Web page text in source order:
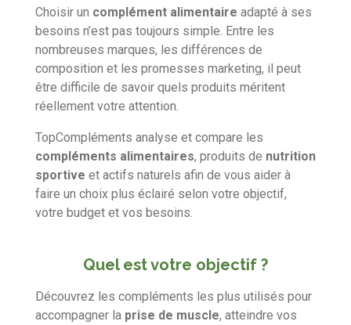
Choisir un complément alimentaire adapté à ses
besoins n’est pas toujours simple. Entre les
nombreuses marques, les différences de
composition et les promesses marketing, il peut
être difficile de savoir quels produits méritent
réellement votre attention.
TopCompléments analyse et compare les
compléments alimentaires, produits de nutrition
sportive et actifs naturels afin de vous aider à
faire un choix plus éclairé selon votre objectif,
votre budget et vos besoins.
Quel est votre objectif ?
Découvrez les compléments les plus utilisés pour
accompagner la prise de muscle, atteindre vos